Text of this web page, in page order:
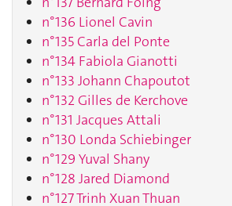
n°136 Lionel Cavin
n°135 Carla del Ponte
n°134 Fabiola Gianotti
n°133 Johann Chapoutot
n°132 Gilles de Kerchove
n°131 Jacques Attali
n°130 Londa Schiebinger
n°129 Yuval Shany
n°128 Jared Diamond
n°127 Trinh Xuan Thuan